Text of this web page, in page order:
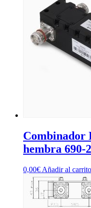
Combinador
hembra 690-
0,00€ Añadir al carrito